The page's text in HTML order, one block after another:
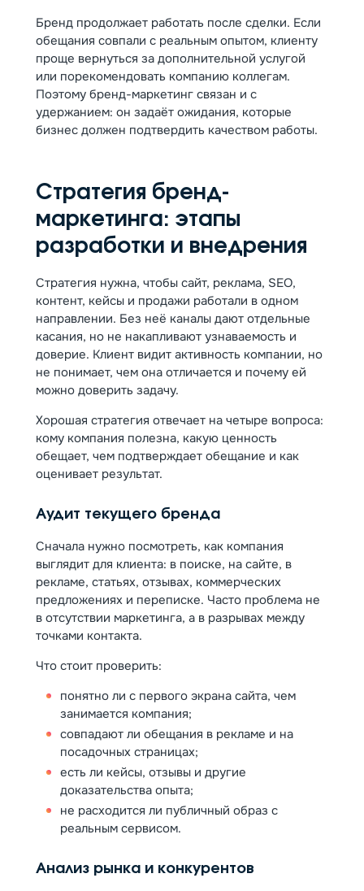
Бренд продолжает работать после сделки. Если
обещания совпали с реальным опытом, клиенту
проще вернуться за дополнительной услугой
или порекомендовать компанию коллегам.
Поэтому бренд-маркетинг связан и с
удержанием: он задаёт ожидания, которые
бизнес должен подтвердить качеством работы.
Стратегия бренд-
маркетинга: этапы
разработки и внедрения
Стратегия нужна, чтобы сайт, реклама, SEO,
контент, кейсы и продажи работали в одном
направлении. Без неё каналы дают отдельные
касания, но не накапливают узнаваемость и
доверие. Клиент видит активность компании, но
не понимает, чем она отличается и почему ей
можно доверить задачу.
Хорошая стратегия отвечает на четыре вопроса:
кому компания полезна, какую ценность
обещает, чем подтверждает обещание и как
оценивает результат.
Аудит текущего бренда
Сначала нужно посмотреть, как компания
выглядит для клиента: в поиске, на сайте, в
рекламе, статьях, отзывах, коммерческих
предложениях и переписке. Часто проблема не
в отсутствии маркетинга, а в разрывах между
точками контакта.
Что стоит проверить:
понятно ли с первого экрана сайта, чем
занимается компания;
совпадают ли обещания в рекламе и на
посадочных страницах;
есть ли кейсы, отзывы и другие
доказательства опыта;
не расходится ли публичный образ с
реальным сервисом.
Анализ рынка и конкурентов